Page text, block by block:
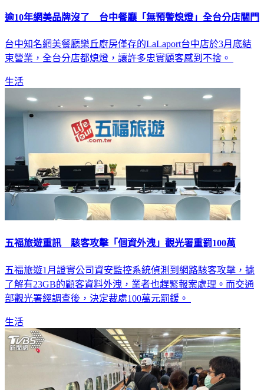
逾10年網美品牌沒了 台中餐廳「無預警熄燈」全台分店關門
台中知名網美餐廳樂丘廚房僅存的LaLaport台中店於3月底結
束營業，全台分店都熄燈，讓許多忠實顧客感到不捨。
生活
五福旅遊重訊 駭客攻擊「個資外洩」觀光署重罰100萬
五福旅遊1月證實公司資安監控系統偵測到網路駭客攻擊，據
了解有23GB的顧客資料外洩，業者也趕緊報案處理。而交通
部觀光署經調查後，決定裁處100萬元罰鍰。
生活